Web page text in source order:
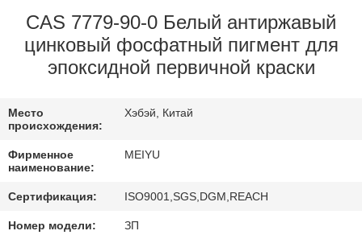
ЭКСКУРСИЯ
ПО
ЗАВОДУ
КОНТРОЛЬ
КАЧЕСТВА
СВЯЖИТЕСЬ
С
CAS 7779-90-0 Белый антиржавый
цинковый фосфатный пигмент для
эпоксидной первичной краски
Место
происхождения:
Хэбэй, Китай
Фирменное
наименование:
MEIYU
Сертификация: ISO9001,SGS,DGM,REACH
Номер модели: ЗП